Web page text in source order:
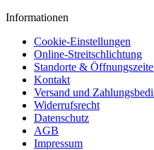
Informationen
Cookie-Einstellungen
Online-Streitschlichtung
Standorte &
Kontakt
Versand und
Widerrufsrecht
Datenschutz
AGB
Impressum